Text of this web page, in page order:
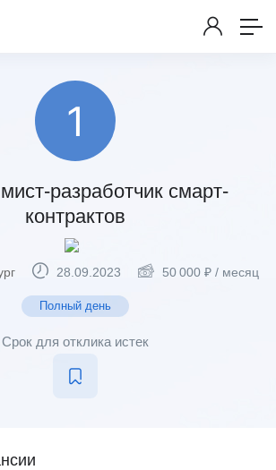
разработчик смарт-
контрактов
28.09.2023 50 000 ₽ / месяц
Полный день
Срок для отклика истек